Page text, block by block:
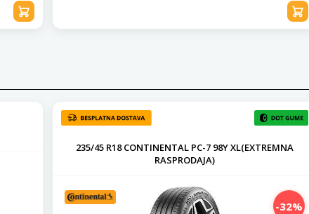
235/45 R18 CONTINENTAL PC-7 98Y XL(EXTREMNA
RASPRODAJA)
-32%